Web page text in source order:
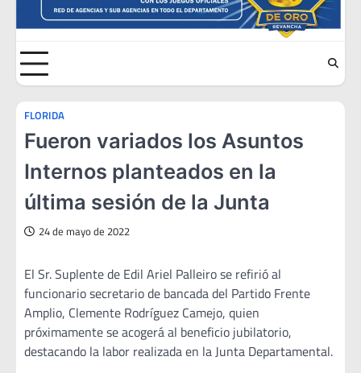
FLORIDA
Fueron variados los Asuntos
Internos planteados en la
última sesión de la Junta
24 de mayo de 2022
El Sr. Suplente de Edil Ariel Palleiro se refirió al
funcionario secretario de bancada del Partido Frente
Amplio, Clemente Rodríguez Camejo, quien
próximamente se acogerá al beneficio jubilatorio,
destacando la labor realizada en la Junta Departamental.